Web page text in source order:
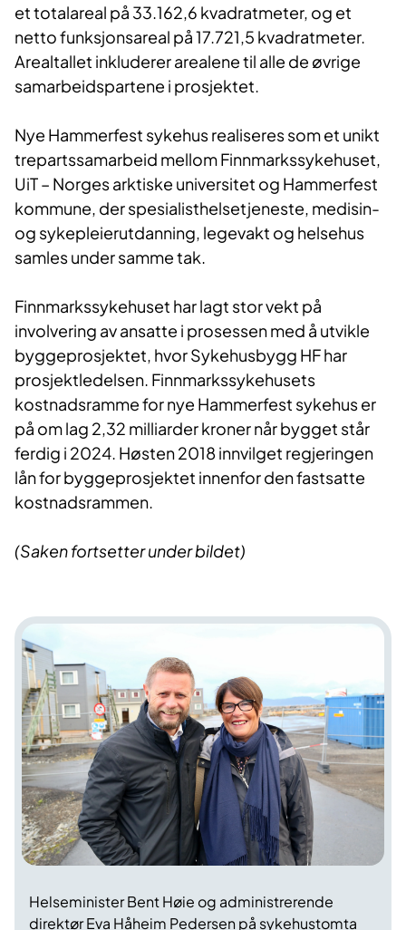
et totalareal på 33.162,6 kvadratmeter, og et
netto funksjonsareal på 17.721,5 kvadratmeter.
Arealtallet inkluderer arealene til alle de øvrige
samarbeidspartene i prosjektet.
Nye Hammerfest sykehus realiseres som et unikt
trepartssamarbeid mellom Finnmarkssykehuset,
UiT – Norges arktiske universitet og Hammerfest
kommune, der spesialisthelsetjeneste, medisin-
og sykepleierutdanning, legevakt og helsehus
samles under samme tak.
Finnmarkssykehuset har lagt stor vekt på
involvering av ansatte i prosessen med å utvikle
byggeprosjektet, hvor Sykehusbygg HF har
prosjektledelsen. Finnmarkssykehusets
kostnadsramme for nye Hammerfest sykehus er
på om lag 2,32 milliarder kroner når bygget står
ferdig i 2024. Høsten 2018 innvilget regjeringen
lån for byggeprosjektet innenfor den fastsatte
kostnadsrammen.
(Saken fortsetter under bildet)
Helseminister Bent Høie og administrerende
direktør Eva Håheim Pedersen på sykehustomta